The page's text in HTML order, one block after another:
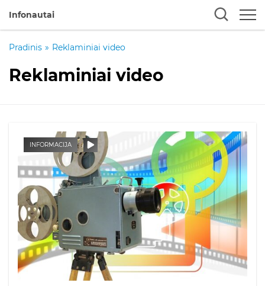
Infonautai
Pradinis » Reklaminiai video
Reklaminiai video
INFORMACIJA